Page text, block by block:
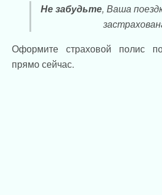
Не забудьте, Ваша
Оформите страховой полис
прямо сейчас.